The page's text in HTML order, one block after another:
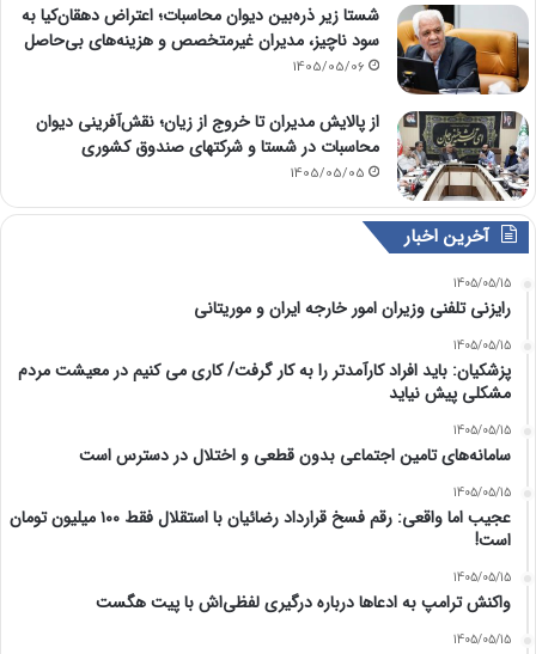
شستا زیر ذره‌بین دیوان محاسبات؛ اعتراض دهقان‌کیا به
سود ناچیز، مدیران غیرمتخصص و هزینه‌های بی‌حاصل
1405/05/06
از پالایش مدیران تا خروج از زیان؛ نقش‌آفرینی دیوان
محاسبات در شستا و شرکتهای صندوق کشوری
1405/05/05
آخرین اخبار
1405/05/15
رایزنی تلفنی وزیران امور خارجه ایران و موریتانی
1405/05/15
پزشکیان: باید افراد کارآمدتر را به کار گرفت/ کاری می کنیم در معیشت مردم
مشکلی پیش نیاید
1405/05/15
سامانه‌های تامین اجتماعی بدون قطعی و اختلال در دسترس است
1405/05/15
عجیب اما واقعی: رقم فسخ قرارداد رضائیان با استقلال فقط ۱۰۰ میلیون تومان
است!
1405/05/15
واکنش ترامپ به ادعاها درباره درگیری لفظی‌اش با پیت هگست
1405/05/15